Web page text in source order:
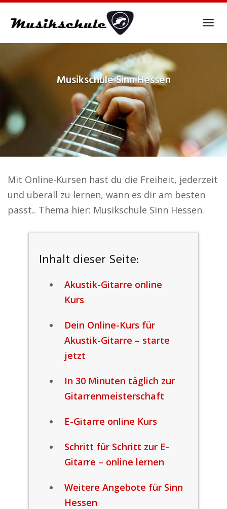
MusikschuleSinn Hessen
Mit Online-Kursen hast du die Freiheit, jederzeit
und überall zu lernen, wann es dir am besten
passt.. Thema hier: Musikschule Sinn Hessen.
Inhalt dieser Seite:
Akustik-Gitarre online
Kurs
Dein Online-Kurs für
Akustik-Gitarre – starte
jetzt
In 30 Minuten täglich zur
Gitarrenmeisterschaft
E-Gitarre online Kurs
Schritt für Schritt zur E-
Gitarre – online lernen
Weitere Angebote für Sinn
Hessen